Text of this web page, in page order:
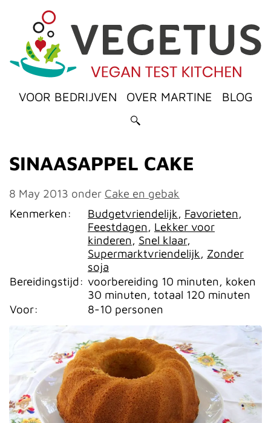
VOOR BEDRIJVEN OVER MARTINE BLOG
SINAASAPPEL CAKE
8 May 2013 onder Cake en gebak
Kenmerken:
Budgetvriendelijk, Favorieten,
Feestdagen, Lekker voor
kinderen, Snel klaar,
Supermarktvriendelijk, Zonder
soja
Bereidingstijd: voorbereiding 10 minuten, koken
30 minuten, totaal 120 minuten
Voor:
8-10 personen